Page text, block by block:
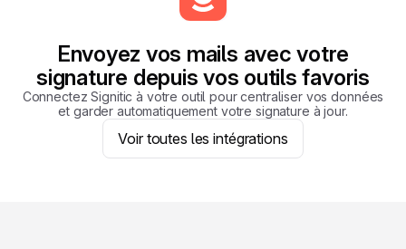
Envoyez vos mails avec votre
signature depuis vos outils favoris
Connectez Signitic à votre outil pour centraliser vos données
et garder automatiquement votre signature à jour.
Voir toutes les intégrations